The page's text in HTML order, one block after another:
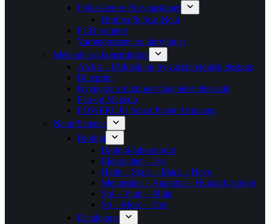
Folieskærere & symaskiner
Brother & ScanNcut
PCB printere
Varmepressere og akrylbøjer
Mekanik og konstruktion
Arckit – Udforsk og byg arkitektonisk designs
Blueprint
Byggekonstruktioner/Ingeniørvidenskab
Pap og Makedo
POWERUP | Smart Paper Airplanes
Natur/Science
Biologi
Biologi-laboratoriet
Elektricitet – Lys
Hede – Skov – Mark – Have
Mennesket – Anatomi – Humanfysiologi
Sol – Vind – Miljø
Sø – Mose – Hav
Datalogger